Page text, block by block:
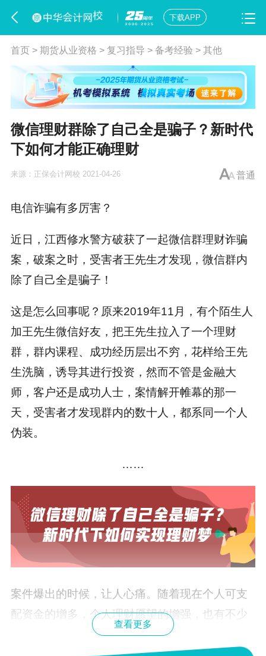
下载APP
首页> 期货从业资格 > 复习指导 > 备考经验 > 其他
微信理财群除了自己全是骗子？新时代
下如何才能正确理财
普通
来源： 正保会计网校 2021-04-26
电信诈骗有多厉害？
近日，江西修水警方破获了一起微信群理财诈骗
案，破案之时，受害者王先生才发现，微信群内
除了自己全是骗子！
这是怎么回事呢？原来2019年11月，有个陌生人
加王先生微信好友，把王先生拉入了一个理财
群，群内课程、成功经历层出不穷，花样给王先
生洗脑，诱导其进行投资，然而不管是金融大
师，客户还是成功人士，案情解开帷幕的那一
天，受害者才发现群内的数十人，都系同一个人
伪装。
……
案件爆出的时候，让人心痛。随着现在个人可支
配资金的增多，个人理财愿望的增强，也有不少
人瞄准了理财这个冉冉升起的新风头，把消费者
查看更多